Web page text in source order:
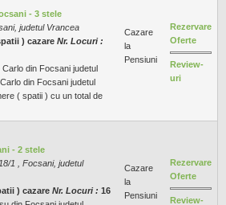
- 3 stele
judetul Vrancea
) cazare Nr. Locuri :
din Focsani judetul
din Focsani judetul
( spatii ) cu un total de
Cazare
la
Pensiuni
Rezervare
Oferte
Review-
uri
- 2 stele
1 , Focsani, judetul
) cazare Nr. Locuri : 16
Cazare
la
Pensiuni
Rezervare
Oferte
Review-